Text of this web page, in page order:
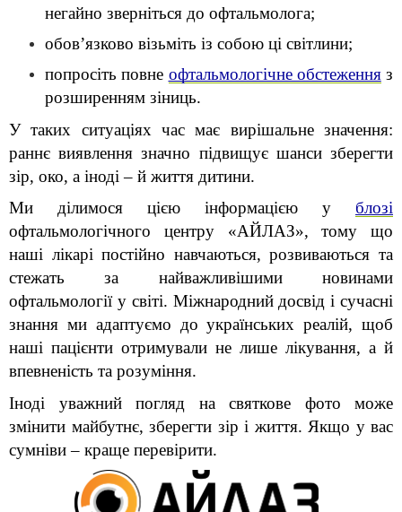
негайно зверніться до офтальмолога;
обов’язково візьміть із собою ці світлини;
попросіть повне офтальмологічне обстеження з
розширенням зіниць.
У таких ситуаціях час має вирішальне значення:
раннє виявлення значно підвищує шанси зберегти
зір, око, а іноді – й життя дитини.
Ми ділимося цією інформацією у блозі
офтальмологічного центру «АЙЛАЗ», тому що
наші лікарі постійно навчаються, розвиваються та
стежать за найважливішими новинами
офтальмології у світі. Міжнародний досвід і сучасні
знання ми адаптуємо до українських реалій, щоб
наші пацієнти отримували не лише лікування, а й
впевненість та розуміння.
Іноді уважний погляд на святкове фото може
змінити майбутнє, зберегти зір і життя. Якщо у вас
сумніви – краще перевірити.